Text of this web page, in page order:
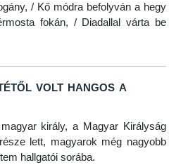
/ Kő módra befolyván a hegy
fokán, / Diadallal várta be
volt hangos a
király, a Magyar Királyság
lett, magyarok még nagyobb
hallgatói sorába.